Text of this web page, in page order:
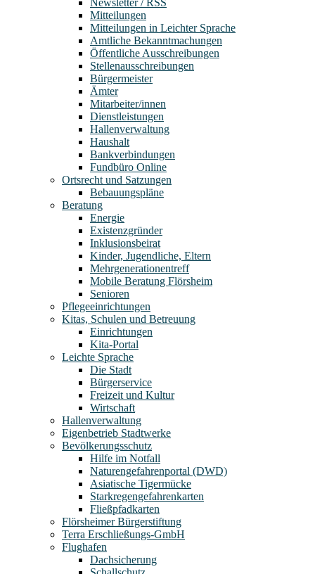
Newsletter / RSS
Mitteilungen
Mitteilungen in Leichter Sprache
Amtliche Bekanntmachungen
Öffentliche Ausschreibungen
Stellenausschreibungen
Bürgermeister
Ämter
Mitarbeiter/innen
Dienstleistungen
Hallenverwaltung
Haushalt
Bankverbindungen
Fundbüro Online
Ortsrecht und Satzungen
Bebauungspläne
Beratung
Energie
Existenzgründer
Inklusionsbeirat
Kinder, Jugendliche, Eltern
Mehrgenerationentreff
Mobile Beratung Flörsheim
Senioren
Pflegeeinrichtungen
Kitas, Schulen und Betreuung
Einrichtungen
Kita-Portal
Leichte Sprache
Die Stadt
Bürgerservice
Freizeit und Kultur
Wirtschaft
Hallenverwaltung
Eigenbetrieb Stadtwerke
Bevölkerungsschutz
Hilfe im Notfall
Naturengefahrenportal (DWD)
Asiatische Tigermücke
Starkregengefahrenkarten
Fließpfadkarten
Flörsheimer Bürgerstiftung
Terra Erschließungs-GmbH
Flughafen
Dachsicherung